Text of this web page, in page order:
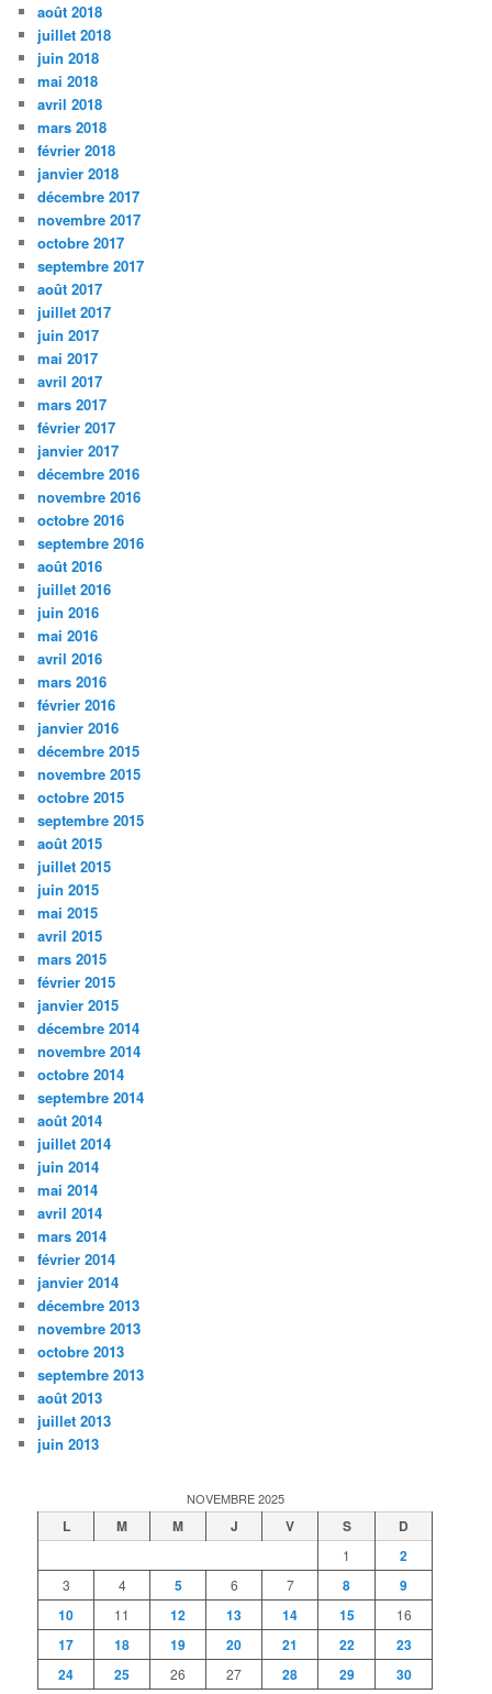
août 2018
juillet 2018
juin 2018
mai 2018
avril 2018
mars 2018
février 2018
janvier 2018
décembre 2017
novembre 2017
octobre 2017
septembre 2017
août 2017
juillet 2017
juin 2017
mai 2017
avril 2017
mars 2017
février 2017
janvier 2017
décembre 2016
novembre 2016
octobre 2016
septembre 2016
août 2016
juillet 2016
juin 2016
mai 2016
avril 2016
mars 2016
février 2016
janvier 2016
décembre 2015
novembre 2015
octobre 2015
septembre 2015
août 2015
juillet 2015
juin 2015
mai 2015
avril 2015
mars 2015
février 2015
janvier 2015
décembre 2014
novembre 2014
octobre 2014
septembre 2014
août 2014
juillet 2014
juin 2014
mai 2014
avril 2014
mars 2014
février 2014
janvier 2014
décembre 2013
novembre 2013
octobre 2013
septembre 2013
août 2013
juillet 2013
juin 2013
NOVEMBRE 2025
L M M J V S D
1 2
3 4 5 6 7 8
9
10
11 12 13 14 15 16
17 18 19 20 21 22
23
24
25 26 27 28 29
30